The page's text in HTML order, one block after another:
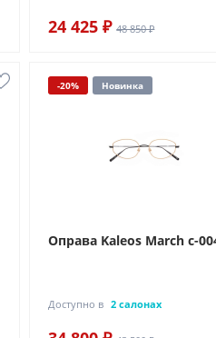
24 425 ₽ 48 850 ₽
-20% Новинка
Оправа Kaleos March c-
Доступно в 2 салонах